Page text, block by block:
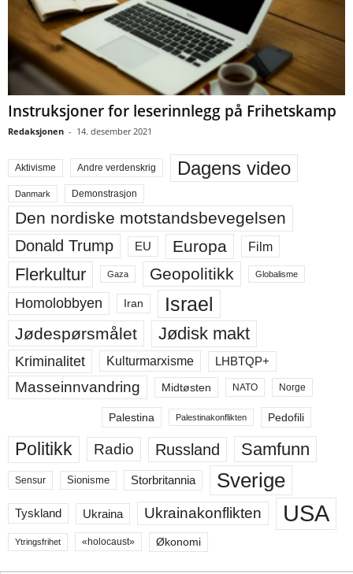
Instruksjoner for leserinnlegg på Frihetskamp
Redaksjonen - 14. desember 2021
Aktivisme Andre verdenskrig Dagens video
Danmark Demonstrasjon
Den nordiske motstandsbevegelsen
Donald Trump EU Europa Film
Flerkultur Gaza Geopolitikk Globalisme
Homolobbyen Iran Israel
Jødespørsmålet Jødisk makt
Kriminalitet Kulturmarxisme LHBTQP+
Masseinnvandring Midtøsten NATO Norge
Palestina Palestinakonflikten Pedofili
Politikk Radio Russland Samfunn
Sensur Sionisme Storbritannia Sverige
Tyskland Ukraina Ukrainakonflikten USA
Ytringsfrihet «holocaust» Økonomi